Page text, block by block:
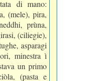
di mano:
(mele), pira,
prùna,
(ciliegie),
asparagi
minestra ì
un primo
(pasta e